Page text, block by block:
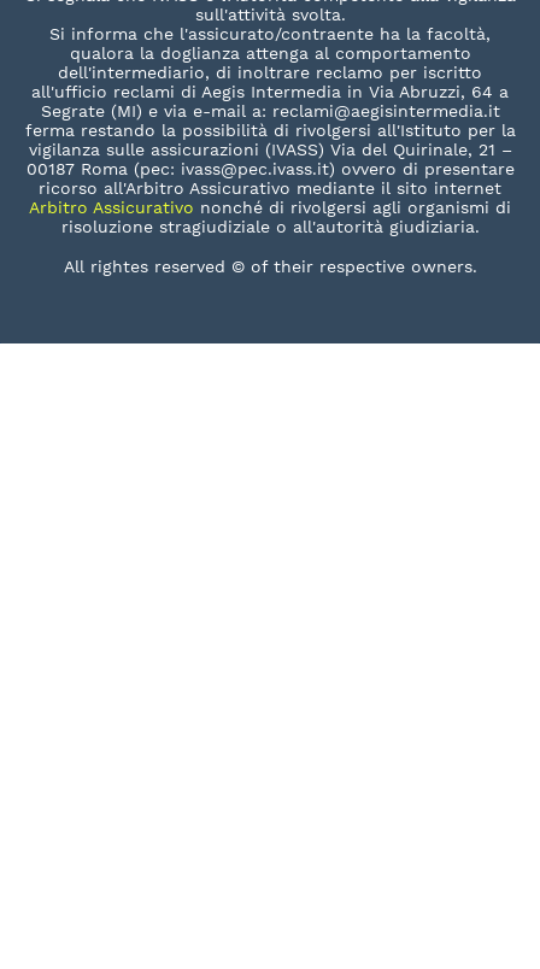
sull'attività svolta.
Si informa che l'assicurato/contraente ha la facoltà,
qualora la doglianza attenga al comportamento
dell'intermediario, di inoltrare reclamo per iscritto
all'ufficio reclami di Aegis Intermedia in Via Abruzzi, 64 a
Segrate (MI) e via e-mail a: reclami@aegisintermedia.it
ferma restando la possibilità di rivolgersi all'Istituto per la
vigilanza sulle assicurazioni (IVASS) Via del Quirinale, 21 –
00187 Roma (pec: ivass@pec.ivass.it) ovvero di presentare
ricorso all'Arbitro Assicurativo mediante il sito internet
Arbitro Assicurativo nonché di rivolgersi agli organismi di
risoluzione stragiudiziale o all'autorità giudiziaria.
All rightes reserved © of their respective owners.